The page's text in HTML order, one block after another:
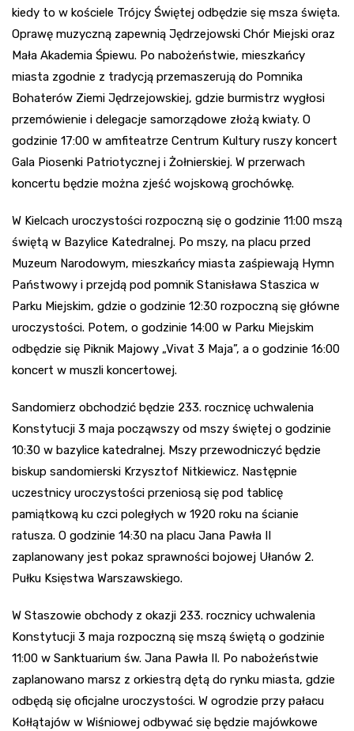
kiedy to w kościele Trójcy Świętej odbędzie się msza święta.
Oprawę muzyczną zapewnią Jędrzejowski Chór Miejski oraz
Mała Akademia Śpiewu. Po nabożeństwie, mieszkańcy
miasta zgodnie z tradycją przemaszerują do Pomnika
Bohaterów Ziemi Jędrzejowskiej, gdzie burmistrz wygłosi
przemówienie i delegacje samorządowe złożą kwiaty. O
godzinie 17:00 w amfiteatrze Centrum Kultury ruszy koncert
Gala Piosenki Patriotycznej i Żołnierskiej. W przerwach
koncertu będzie można zjeść wojskową grochówkę.
W Kielcach uroczystości rozpoczną się o godzinie 11:00 mszą
świętą w Bazylice Katedralnej. Po mszy, na placu przed
Muzeum Narodowym, mieszkańcy miasta zaśpiewają Hymn
Państwowy i przejdą pod pomnik Stanisława Staszica w
Parku Miejskim, gdzie o godzinie 12:30 rozpoczną się główne
uroczystości. Potem, o godzinie 14:00 w Parku Miejskim
odbędzie się Piknik Majowy „Vivat 3 Maja”, a o godzinie 16:00
koncert w muszli koncertowej.
Sandomierz obchodzić będzie 233. rocznicę uchwalenia
Konstytucji 3 maja począwszy od mszy świętej o godzinie
10:30 w bazylice katedralnej. Mszy przewodniczyć będzie
biskup sandomierski Krzysztof Nitkiewicz. Następnie
uczestnicy uroczystości przeniosą się pod tablicę
pamiątkową ku czci poległych w 1920 roku na ścianie
ratusza. O godzinie 14:30 na placu Jana Pawła II
zaplanowany jest pokaz sprawności bojowej Ułanów 2.
Pułku Księstwa Warszawskiego.
W Staszowie obchody z okazji 233. rocznicy uchwalenia
Konstytucji 3 maja rozpoczną się mszą świętą o godzinie
11:00 w Sanktuarium św. Jana Pawła II. Po nabożeństwie
zaplanowano marsz z orkiestrą dętą do rynku miasta, gdzie
odbędą się oficjalne uroczystości. W ogrodzie przy pałacu
Kołłątajów w Wiśniowej odbywać się będzie majówkowe